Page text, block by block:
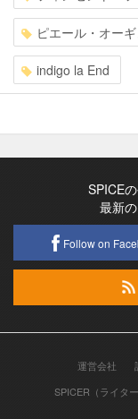
ピエール・オー
indigo la End
SPICE
最新
Follow on
運営会社
SPICER（ライタ